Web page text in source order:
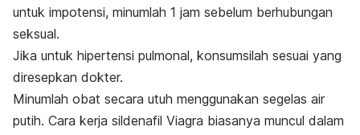
untuk impotensi, minumlah 1 jam sebelum berhubungan
seksual.
Jika untuk hipertensi pulmonal, konsumsilah sesuai yang
diresepkan dokter.
Minumlah obat secara utuh menggunakan segelas air
putih. Cara kerja sildenafil Viagra biasanya muncul dalam